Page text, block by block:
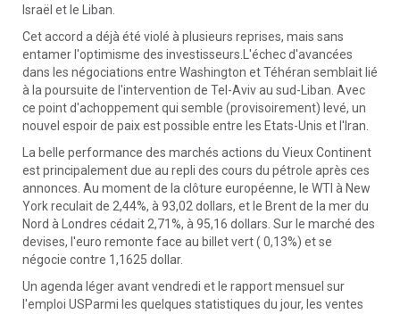
Israël et le Liban.
Cet accord a déjà été violé à plusieurs reprises, mais sans
entamer l'optimisme des investisseurs.L'échec d'avancées
dans les négociations entre Washington et Téhéran semblait lié
à la poursuite de l'intervention de Tel-Aviv au sud-Liban. Avec
ce point d'achoppement qui semble (provisoirement) levé, un
nouvel espoir de paix est possible entre les Etats-Unis et l'Iran.
La belle performance des marchés actions du Vieux Continent
est principalement due au repli des cours du pétrole après ces
annonces. Au moment de la clôture européenne, le WTI à New
York reculait de 2,44%, à 93,02 dollars, et le Brent de la mer du
Nord à Londres cédait 2,71%, à 95,16 dollars. Sur le marché des
devises, l'euro remonte face au billet vert ( 0,13%) et se
négocie contre 1,1625 dollar.
Un agenda léger avant vendredi et le rapport mensuel sur
l'emploi USParmi les quelques statistiques du jour, les ventes